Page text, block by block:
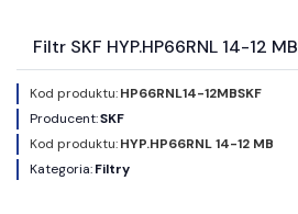
Filtr SKF HYP.HP66RNL 14-12 MB
Kod produktu:HP66RNL14-12MBSKF
Producent:SKF
Kod produktu:HYP.HP66RNL 14-12 MB
Kategoria:Filtry